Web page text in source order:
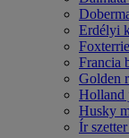
Erdélyi
Francia
Golden
Holland
Husky
Ír